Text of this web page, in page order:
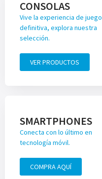
CONSOLAS
Vive la experiencia de juego
definitiva, explora nuestra
selección.
VER PRODUCTOS
SMARTPHONES
Conecta con lo último en
tecnología móvil.
COMPRA AQUÍ